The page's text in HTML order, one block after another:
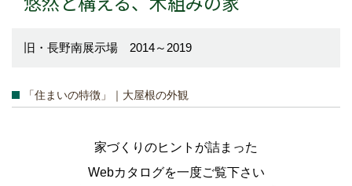
旧・長野南展示場 2014～2019
「住まいの特徴」｜大屋根の外観
家づくりのヒントが詰まった
Webカタログを一度ご覧下さい